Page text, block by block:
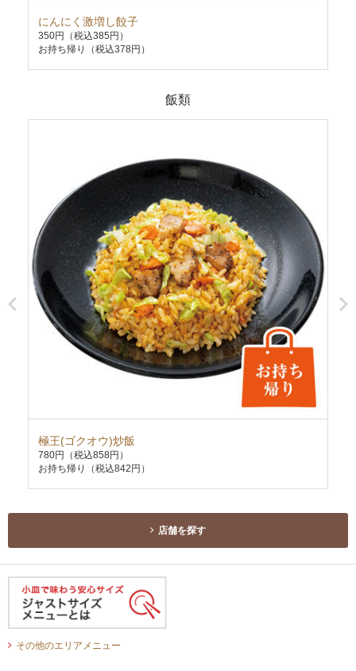
にんにく激増し餃子
350円
（税込385円）
お持ち帰り（税込378円）
飯類
極王(ゴクオウ)炒飯
780円
（税込858円）
お持ち帰り（税込842円）
店舗を探す
その他のエリアメニュー